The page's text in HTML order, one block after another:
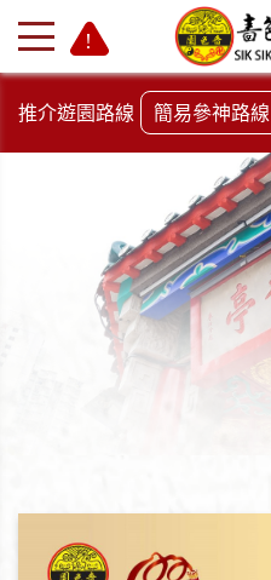
推介遊園路線 簡易參神路線